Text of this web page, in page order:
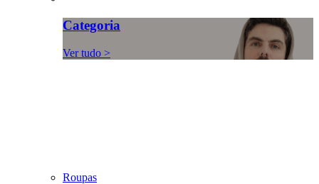
Categoria
Ver tudo >
Roupas